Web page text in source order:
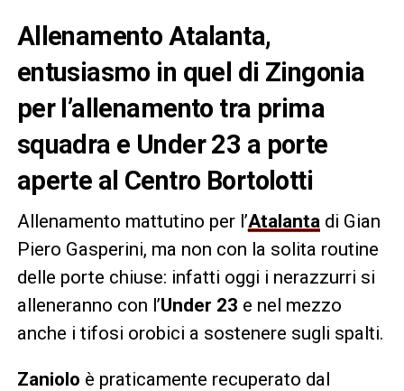
Allenamento Atalanta,
entusiasmo in quel di Zingonia
per l’allenamento tra prima
squadra e Under 23 a porte
aperte al Centro Bortolotti
Allenamento mattutino per l’Atalanta di Gian
Piero Gasperini, ma non con la solita routine
delle porte chiuse: infatti oggi i nerazzurri si
alleneranno con l’Under 23 e nel mezzo
anche i tifosi orobici a sostenere sugli spalti.
Zaniolo è praticamente recuperato dal